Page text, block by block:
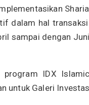
dalam hal
sampai dengan
program IDX
untuk Galeri